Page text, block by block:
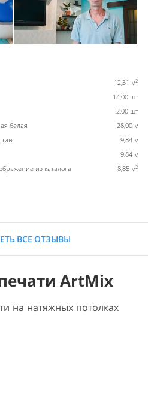
12,31 м2
14,00 шт
2,00 шт
белая
28,00 м
9,84 м
9,84 м
из каталога
8,85 м2
ВСЕ ОТЗЫВЫ
ArtMix
на натяжных потолках